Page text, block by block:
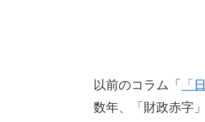
以前のコラム「 「
数年、「財政赤字